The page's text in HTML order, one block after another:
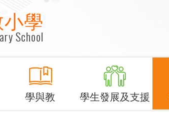
學
School
學與教 學生發展及支援